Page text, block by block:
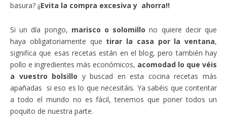
basura? ¡¡Evita la compra excesiva y ahorra!!
Si un día pongo, marisco o solomillo no quiere decir que
haya obligatoriamente que tirar la casa por la ventana,
significa que esas recetas están en el blog, pero también hay
pollo e ingredientes más económicos, acomodad lo que véis
a vuestro bolsillo y buscad en esta cocina recetas más
apañadas si eso es lo que necesitáis. Ya sabéis que contentar
a todo el mundo no es fácil, tenemos que poner todos un
poquito de nuestra parte.